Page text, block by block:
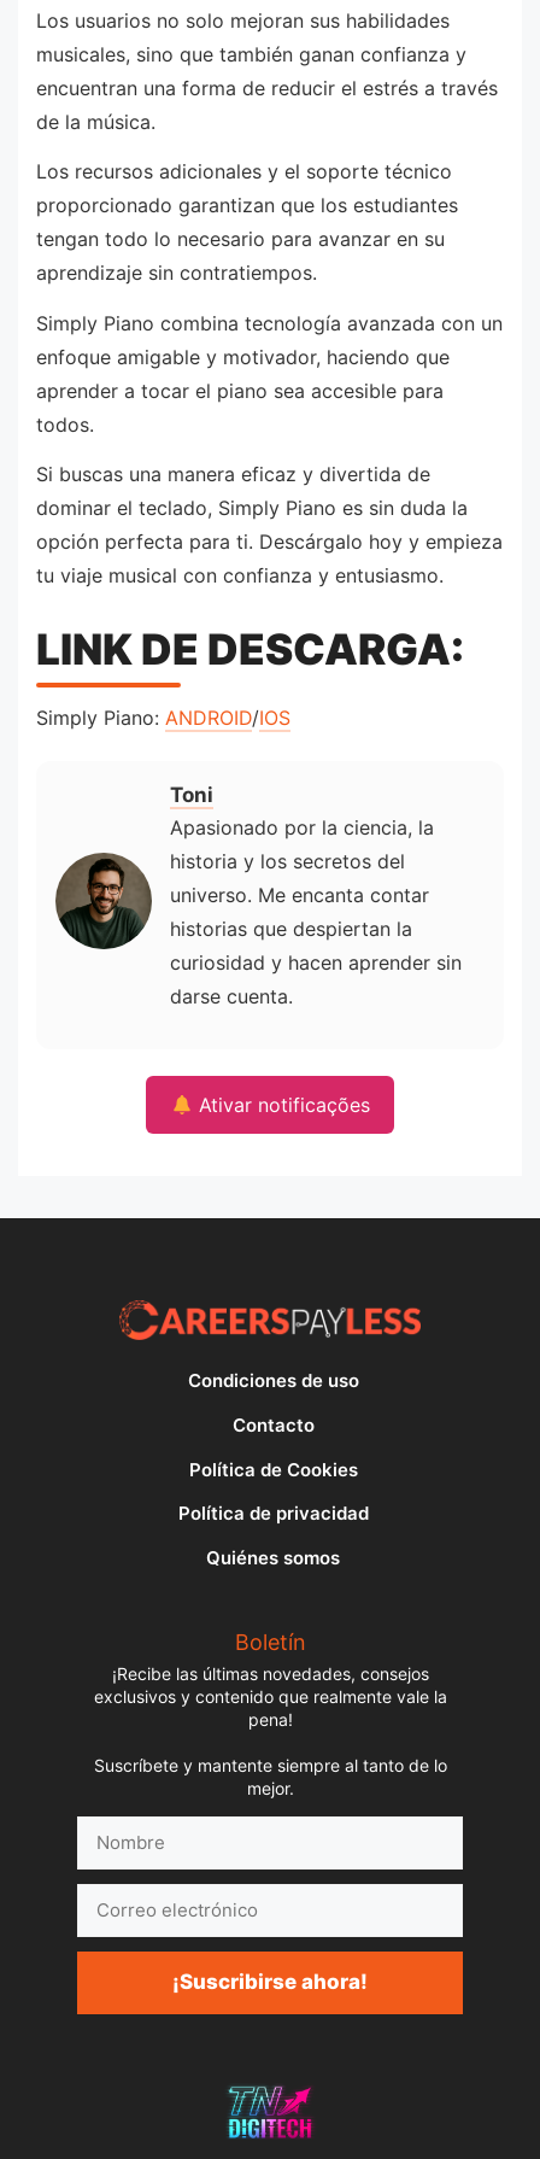
Los usuarios no solo mejoran sus habilidades
musicales, sino que también ganan confianza y
encuentran una forma de reducir el estrés a través
de la música.
Los recursos adicionales y el soporte técnico
proporcionado garantizan que los estudiantes
tengan todo lo necesario para avanzar en su
aprendizaje sin contratiempos.
Simply Piano combina tecnología avanzada con un
enfoque amigable y motivador, haciendo que
aprender a tocar el piano sea accesible para
todos.
Si buscas una manera eficaz y divertida de
dominar el teclado, Simply Piano es sin duda la
opción perfecta para ti. Descárgalo hoy y empieza
tu viaje musical con confianza y entusiasmo.
LINK DE DESCARGA:
Simply Piano: ANDROID/IOS
Toni
Apasionado por la ciencia, la
historia y los secretos del
universo. Me encanta contar
historias que despiertan la
curiosidad y hacen aprender sin
darse cuenta.
Ativar notificações
Condiciones de uso
Contacto
Política de Cookies
Política de privacidad
Quiénes somos
Boletín
¡Recibe las últimas novedades, consejos
exclusivos y contenido que realmente vale la
pena!
Suscríbete y mantente siempre al tanto de lo
mejor.
electrónico
¡Suscribirse ahora!